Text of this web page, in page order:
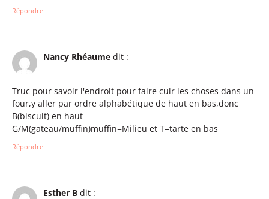
Répondre
Nancy Rhéaume dit :
Truc pour savoir l'endroit pour faire cuir les choses dans un
four,y aller par ordre alphabétique de haut en bas,donc
B(biscuit) en haut
G/M(gateau/muffin)muffin=Milieu et T=tarte en bas
Répondre
Esther B dit :